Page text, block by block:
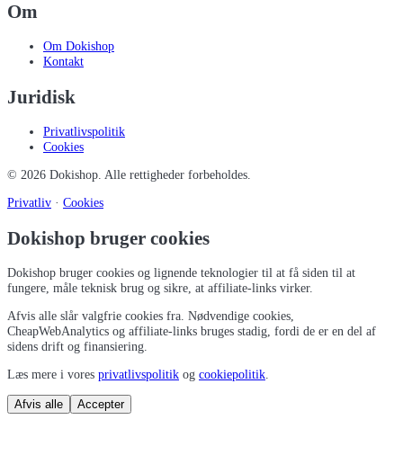
Om
Om Dokishop
Kontakt
Juridisk
Privatlivspolitik
Cookies
© 2026 Dokishop. Alle rettigheder forbeholdes.
Privatliv · Cookies
Dokishop bruger cookies
Dokishop bruger cookies og lignende teknologier til at få siden til at
fungere, måle teknisk brug og sikre, at affiliate-links virker.
Afvis alle slår valgfrie cookies fra. Nødvendige cookies,
CheapWebAnalytics og affiliate-links bruges stadig, fordi de er en del af
sidens drift og finansiering.
Læs mere i vores privatlivspolitik og cookiepolitik.
Afvis alle Accepter